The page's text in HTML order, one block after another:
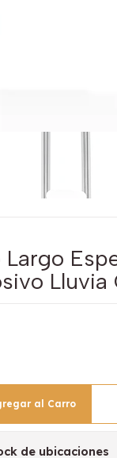
Lluvia
al Carro
de ubicaciones